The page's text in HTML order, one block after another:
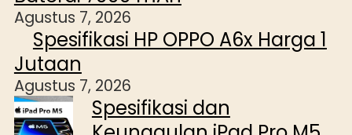
Agustus 7, 2026
Spesifikasi HP OPPO A6x Harga 1
Jutaan
Agustus 7, 2026
Spesifikasi dan